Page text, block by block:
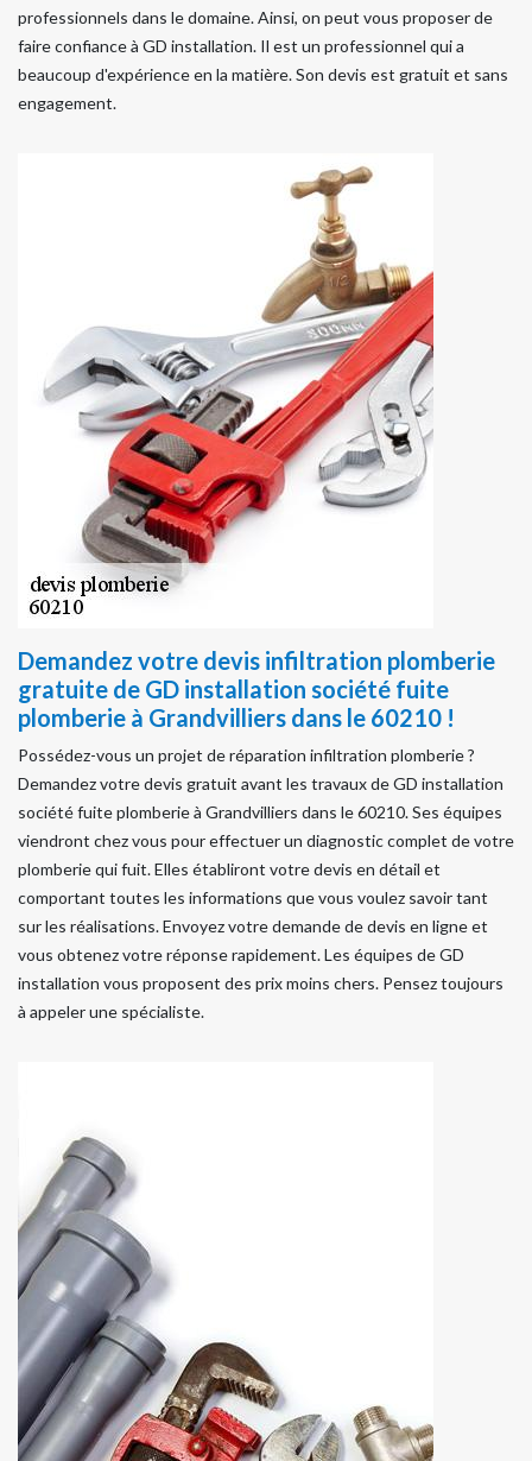
professionnels dans le domaine. Ainsi, on peut vous proposer de
faire confiance à GD installation. Il est un professionnel qui a
beaucoup d'expérience en la matière. Son devis est gratuit et sans
engagement.
Demandez votre devis infiltration plomberie
gratuite de GD installation société fuite
plomberie à Grandvilliers dans le 60210 !
Possédez-vous un projet de réparation infiltration plomberie ?
Demandez votre devis gratuit avant les travaux de GD installation
société fuite plomberie à Grandvilliers dans le 60210. Ses équipes
viendront chez vous pour effectuer un diagnostic complet de votre
plomberie qui fuit. Elles établiront votre devis en détail et
comportant toutes les informations que vous voulez savoir tant
sur les réalisations. Envoyez votre demande de devis en ligne et
vous obtenez votre réponse rapidement. Les équipes de GD
installation vous proposent des prix moins chers. Pensez toujours
à appeler une spécialiste.